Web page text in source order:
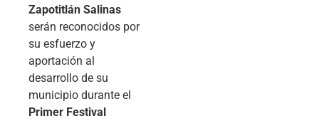
Zapotitlán Salinas
serán reconocidos por
su esfuerzo y
aportación al
desarrollo de su
municipio durante el
Primer Festival